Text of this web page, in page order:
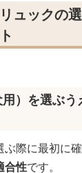
ュックの
）を選ぶ
際に最初に確
合性です。